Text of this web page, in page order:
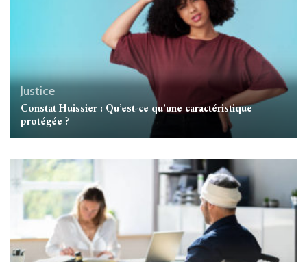
Justice
Constat Huissier : Qu’est-ce qu’une caractéristique
protégée ?